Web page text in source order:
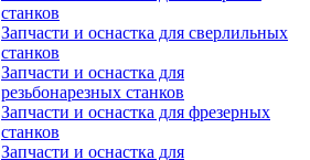
станков
Запчасти и оснастка для сверлильных
станков
Запчасти и оснастка для
резьбонарезных станков
Запчасти и оснастка для фрезерных
станков
Запчасти и оснастка для